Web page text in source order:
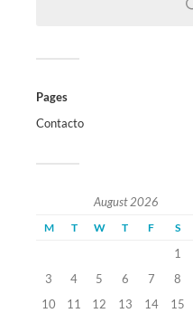
Pages
Contacto
August 2026
M T W T F S
1
3
4 5 6 7 8
10
11 12 13 14 15